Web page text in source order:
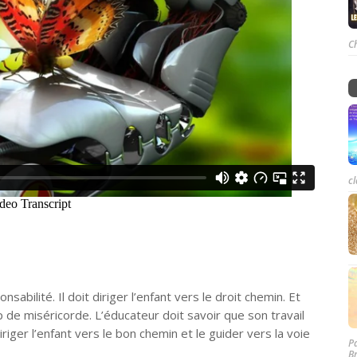
Il doit diriger l’enfant vers le droit chemin. Et
miséricorde. L’éducateur doit savoir que son travail
l’enfant vers le bon chemin et le guider vers la voie